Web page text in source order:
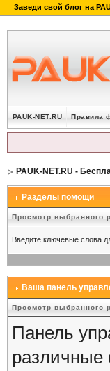
PAUK-NET.RU Правила
PAUK-NET.RU -
Разделы помощи
Просмотр выбранного
Введите ключевые слова
Ваша панель
Просмотр выбранного
Панель